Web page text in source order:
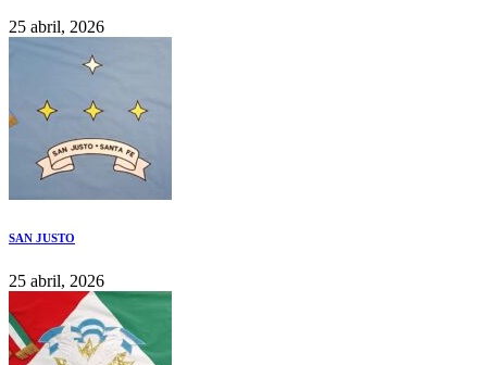
25 abril, 2026
SAN JUSTO
25 abril, 2026